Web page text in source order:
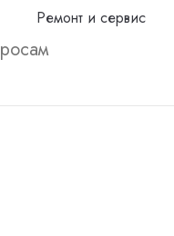
Ремонт и сервис